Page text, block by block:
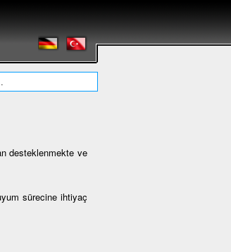
desteklenmekte ve
sürecine ihtiyaç